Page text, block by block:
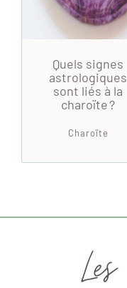
Quels signes
astrologiques
sont liés à la
charoïte ?
Charoïte